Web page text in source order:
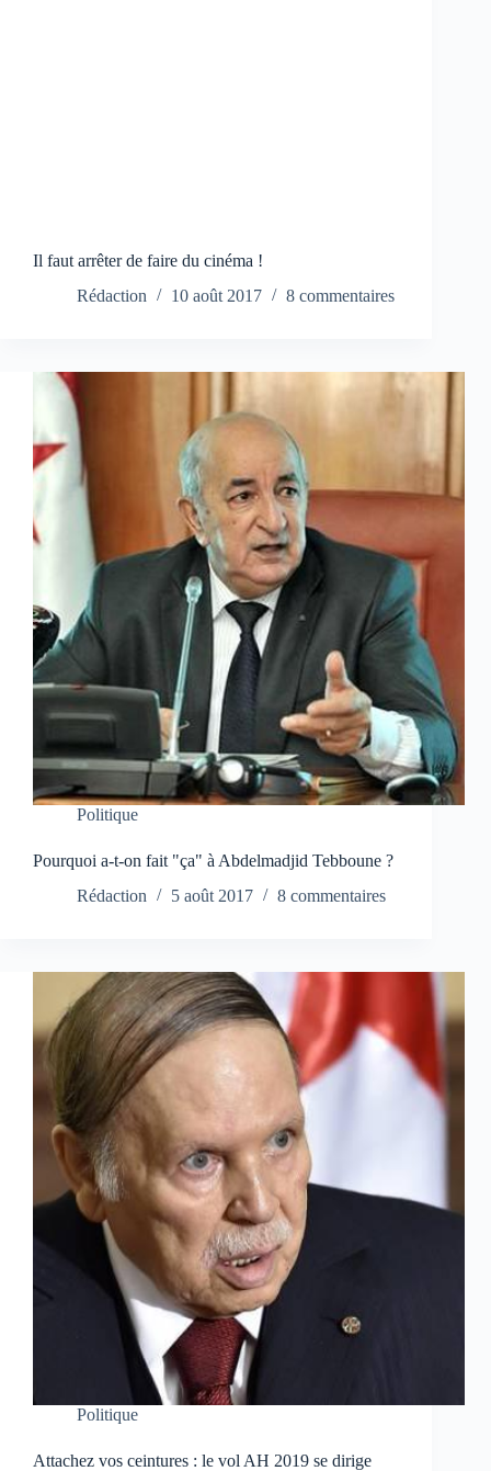
Il faut arrêter de faire du cinéma !
Rédaction
10 août 2017 8 commentaires
Politique
Pourquoi a-t-on fait "ça" à Abdelmadjid Tebboune ?
Rédaction
5 août 2017 8 commentaires
Politique
Attachez vos ceintures : le vol AH 2019 se dirige